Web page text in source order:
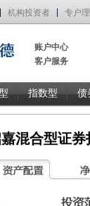
机构投资者 专户
账户中心
客户服务
指数型 债
混合型证